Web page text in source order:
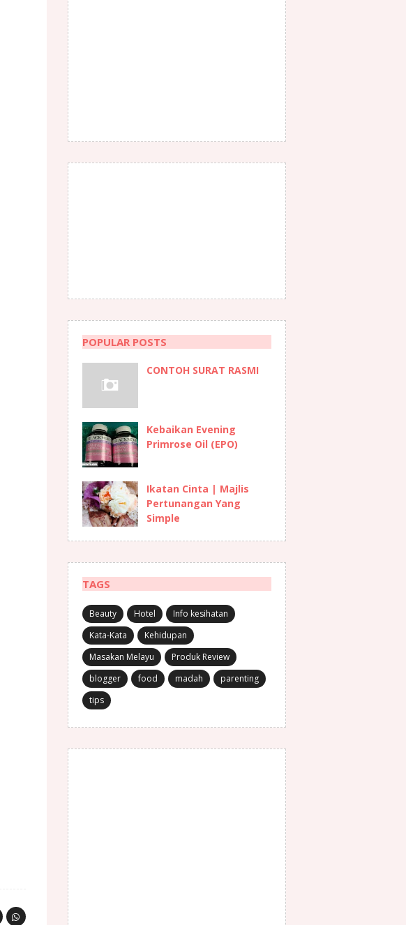
POPULAR POSTS
CONTOH SURAT RASMI
Kebaikan Evening
Primrose Oil (EPO)
Ikatan Cinta | Majlis
Pertunangan Yang
Simple
TAGS
Beauty Hotel
Info kesihatan
Kata-Kata
Kehidupan
Masakan Melayu
Produk Review
blogger
food madah
parenting
tips